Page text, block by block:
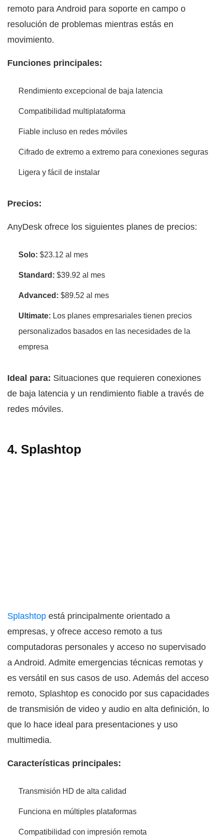
remoto para Android para soporte en campo o
resolución de problemas mientras estás en
movimiento.
Funciones principales:
Rendimiento excepcional de baja latencia
Compatibilidad multiplataforma
Fiable incluso en redes móviles
Cifrado de extremo a extremo para conexiones seguras
Ligera y fácil de instalar
Precios:
AnyDesk ofrece los siguientes planes de precios:
Solo: $23.12 al mes
Standard: $39.92 al mes
Advanced: $89.52 al mes
Ultimate: Los planes empresariales tienen precios
personalizados basados en las necesidades de la
empresa
Ideal para: Situaciones que requieren conexiones
de baja latencia y un rendimiento fiable a través de
redes móviles.
4. Splashtop
Splashtop está principalmente orientado a
empresas, y ofrece acceso remoto a tus
computadoras personales y acceso no supervisado
a Android. Admite emergencias técnicas remotas y
es versátil en sus casos de uso. Además del acceso
remoto, Splashtop es conocido por sus capacidades
de transmisión de video y audio en alta definición, lo
que lo hace ideal para presentaciones y uso
multimedia.
Características principales:
Transmisión HD de alta calidad
Funciona en múltiples plataformas
Compatibilidad con impresión remota